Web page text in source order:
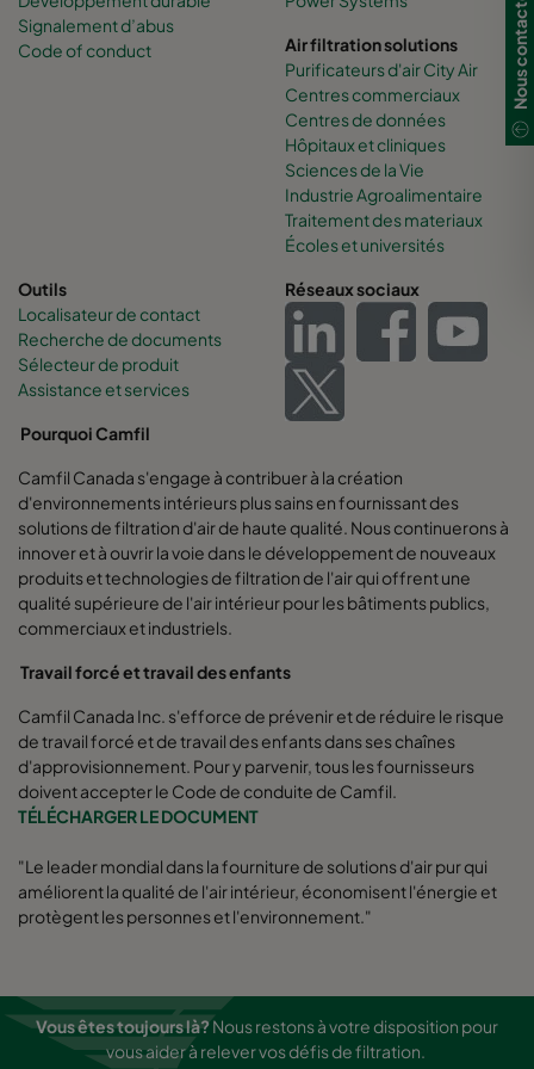
Signalement d’abus
Code of conduct
Air filtration solutions
Purificateurs d'air City Air
Centres commerciaux
Centres de données
Hôpitaux et cliniques
Sciences de la Vie
Industrie Agroalimentaire
Traitement des materiaux
Écoles et universités
Outils
Localisateur de contact
Recherche de documents
Sélecteur de produit
Assistance et services
Réseaux sociaux
Pourquoi Camfil
Camfil Canada s'engage à contribuer à la création
d'environnements intérieurs plus sains en fournissant des
solutions de filtration d'air de haute qualité. Nous continuerons à
innover et à ouvrir la voie dans le développement de nouveaux
produits et technologies de filtration de l'air qui offrent une
qualité supérieure de l'air intérieur pour les bâtiments publics,
commerciaux et industriels.
Travail forcé et travail des enfants
Camfil Canada Inc. s'efforce de prévenir et de réduire le risque
de travail forcé et de travail des enfants dans ses chaînes
d'approvisionnement. Pour y parvenir, tous les fournisseurs
doivent accepter le Code de conduite de Camfil.
TÉLÉCHARGER LE DOCUMENT
"Le leader mondial dans la fourniture de solutions d'air pur qui
améliorent la qualité de l'air intérieur, économisent l'énergie et
protègent les personnes et l'environnement."
Vous êtes toujours là?Nous restons à votre disposition pour
vous aider à relever vos défis de filtration.
Nous contacter